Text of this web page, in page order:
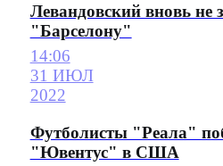
Левандовский вновь не
"Барселону"
14:06
31 ИЮЛ
2022
Футболисты "Реала"
"Ювентус" в США